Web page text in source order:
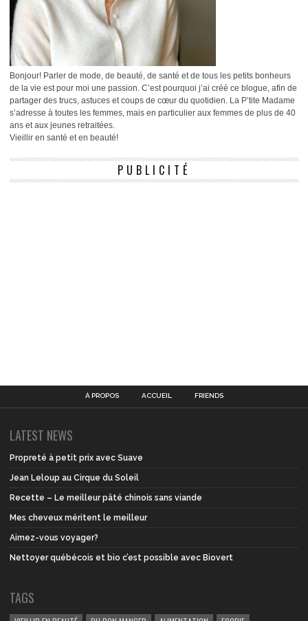
Bonjour! Parler de mode, de beauté, de santé et de tous les petits bonheurs
de la vie est pour moi une passion. C’est pourquoi j’ai créé ce blogue, afin de
partager des trucs, astuces et coups de cœur du quotidien. La P’tite Madame
s’adresse à toutes les femmes, mais en particulier aux femmes de plus de 40
ans et aux jeunes retraitées.
Vieillir en santé et en beauté!
PUBLICITÉ
À PROPOS ACCUEIL FRIENDS
LATEST NEWS
Propreté à petit prix avec Suave
Jean Leloup au Cirque du Soleil
Recette – Le meilleur pâté chinois sans viande
Mes cheveux méritent le meilleur
Aimez-vous voyager?
Nettoyer québécois et bio c’est possible avec Biovert
TAGS